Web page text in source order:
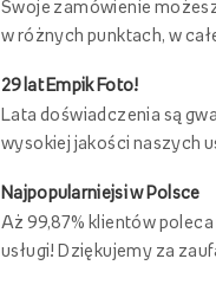
Swoje zamówienie
w różnych punktach, w
29 lat Empik Foto!
Lata doświadczenia są
wysokiej jakości naszych
Najpopularniejsi w Polsce
Aż 99,87% klientów poleca
usługi! Dziękujemy za